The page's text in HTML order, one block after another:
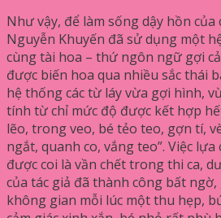
Như vậy, để làm sống dậy hồn
Nguyễn Khuyến đã sử dụng một
cùng tài hoa – thứ ngôn ngữ gợi
được biến hoa qua nhiều sắc thái
hệ thống các từ láy vừa gợi hình,
tính từ chỉ mức độ được kết hợp
lẽo, trong veo, bé tẻo teo, gợn tí,
ngắt, quanh co, vắng teo”. Việc lựa
được coi là vần chết trong thi ca,
của tác giả đã thành công bất ngờ,
không gian mỗi lúc một thu hẹp,